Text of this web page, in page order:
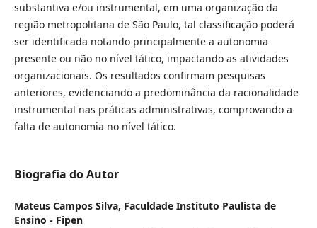
substantiva e/ou instrumental, em uma organização da
região metropolitana de São Paulo, tal classificação poderá
ser identificada notando principalmente a autonomia
presente ou não no nível tático, impactando as atividades
organizacionais. Os resultados confirmam pesquisas
anteriores, evidenciando a predominância da racionalidade
instrumental nas práticas administrativas, comprovando a
falta de autonomia no nível tático.
Biografia do Autor
Mateus Campos Silva, Faculdade Instituto Paulista de
Ensino - Fipen